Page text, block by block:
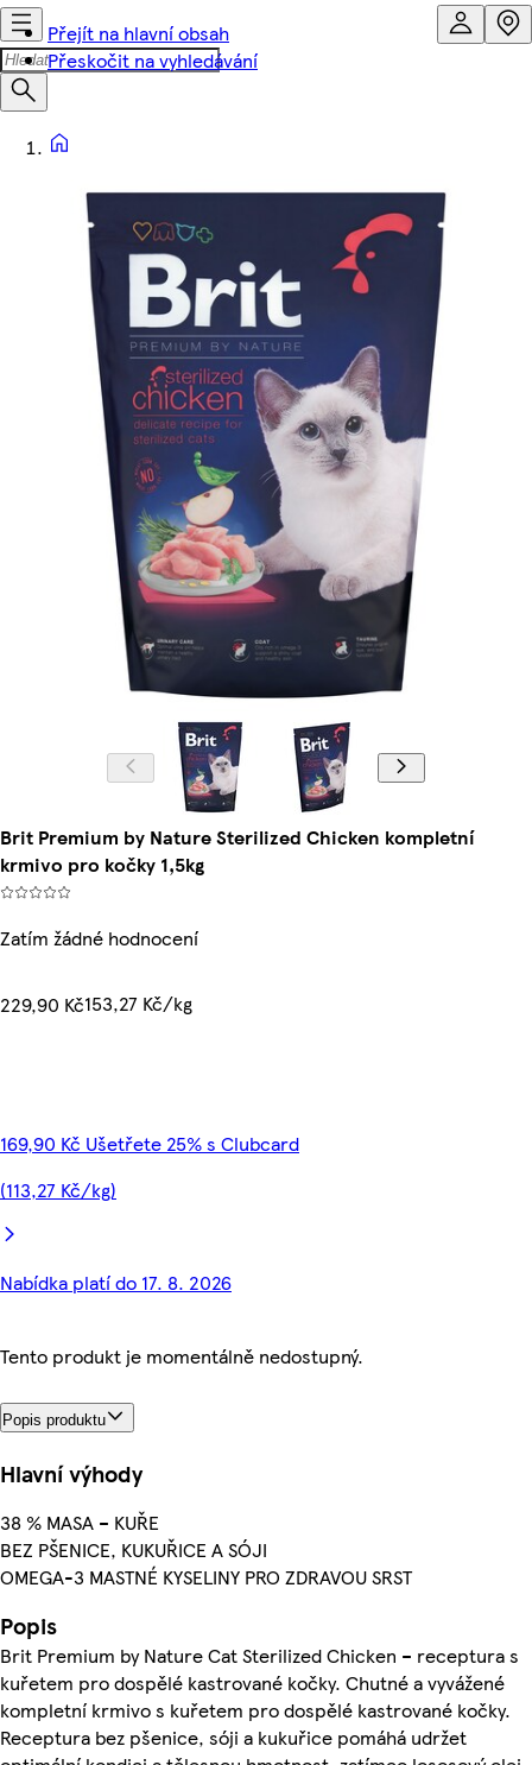
Přejít na hlavní obsah
Přeskočit na vyhledávání
Brit Premium by Nature Sterilized Chicken kompletní
krmivo pro kočky 1,5kg
Zatím žádné hodnocení
229,90 Kč153,27 Kč/kg
169,90 Kč Ušetřete 25% s Clubcard
(113,27 Kč/kg)
Nabídka platí do 17. 8. 2026
Tento produkt je momentálně nedostupný.
Popis produktu
Hlavní výhody
38 % MASA – KUŘE
BEZ PŠENICE, KUKUŘICE A SÓJI
OMEGA-3 MASTNÉ KYSELINY PRO ZDRAVOU SRST
Popis
Brit Premium by Nature Cat Sterilized Chicken – receptura s
kuřetem pro dospělé kastrované kočky. Chutné a vyvážené
kompletní krmivo s kuřetem pro dospělé kastrované kočky.
Receptura bez pšenice, sóji a kukuřice pomáhá udržet